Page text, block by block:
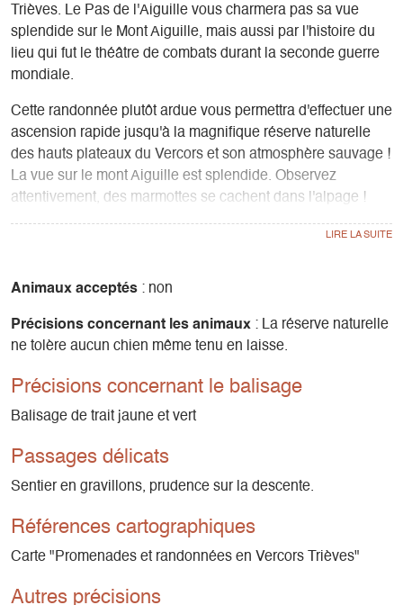
Trièves. Le Pas de l'Aiguille vous charmera pas sa vue
splendide sur le Mont Aiguille, mais aussi par l'histoire du
lieu qui fut le théâtre de combats durant la seconde guerre
mondiale.
Cette randonnée plutôt ardue vous permettra d'effectuer une
ascension rapide jusqu'à la magnifique réserve naturelle
des hauts plateaux du Vercors et son atmosphère sauvage !
La vue sur le mont Aiguille est splendide. Observez
attentivement, des marmottes se cachent dans l'alpage !
Vous pourrez également avoir la chance de rencontrer
quelques bouquetins lors de votre montée, ils sillonnent les
Enfin, une fois au sommet vous pouvez découvrir la
juste à coté où les Résistants se sont réfugiés lors de
l'attaque des soldats Allemands durant la seconde guerre
Animaux acceptés : non
Précisions concernant les animaux : La réserve naturelle
ne tolère aucun chien même tenu en laisse.
Précisions concernant le balisage
Balisage de trait jaune et vert
Passages délicats
Sentier en gravillons, prudence sur la descente.
Références cartographiques
Carte "Promenades et randonnées en Vercors Trièves"
Autres précisions